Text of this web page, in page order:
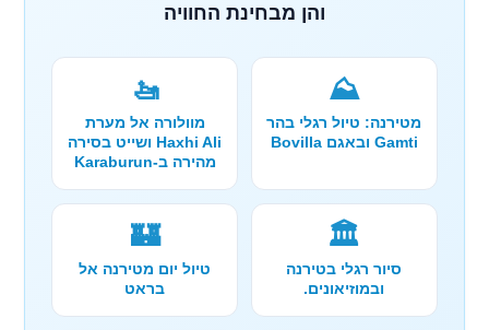
והן מבחינת החוויה
⛰️
מטירנה: טיול רגלי בהר
Gamti ובאגם Bovilla
🚤
מוולורה אל מערת
Haxhi Ali ושייט בסירה
מהירה ב-Karaburun
🏛️
סיור רגלי בטירנה
ובמוזיאונים.
🏰
טיול יום מטירנה אל
בראט